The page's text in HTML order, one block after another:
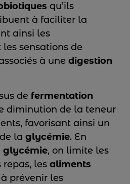
qu’ils
à faciliter la
ainsi les
les sensations de
à une digestion
de fermentation
diminution de la teneur
favorisant ainsi un
la glycémie. En
glycémie, on limite les
les aliments
prévenir les